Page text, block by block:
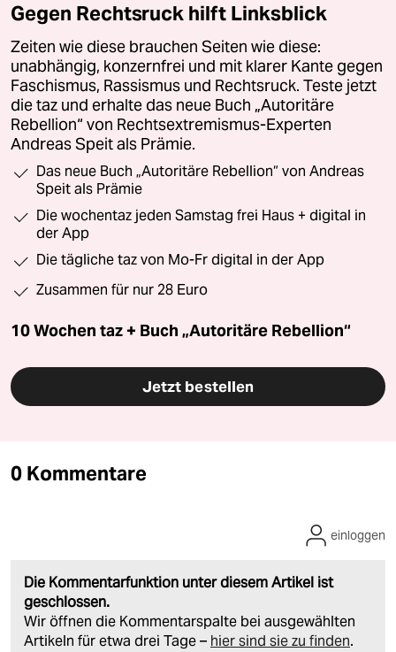
Gegen Rechtsruck hilft Linksblick
Zeiten wie diese brauchen Seiten wie diese:
unabhängig, konzernfrei und mit klarer Kante gegen
Faschismus, Rassismus und Rechtsruck. Teste jetzt
die taz und erhalte das neue Buch „Autoritäre
Rebellion“ von Rechtsextremismus-Experten
Andreas Speit als Prämie.
Das neue Buch „Autoritäre Rebellion“ von Andreas
Speit als Prämie
Die wochentaz jeden Samstag frei Haus + digital in
der App
Die tägliche taz von Mo-Fr digital in der App
Zusammen für nur 28 Euro
10 Wochen taz + Buch „Autoritäre Rebellion“
Jetzt bestellen
0 Kommentare
Die Kommentarfunktion unter diesem Artikel ist
geschlossen.
Wir öffnen die Kommentarspalte bei ausgewählten
Artikeln für etwa drei Tage – hier sind sie zu finden.
einloggen